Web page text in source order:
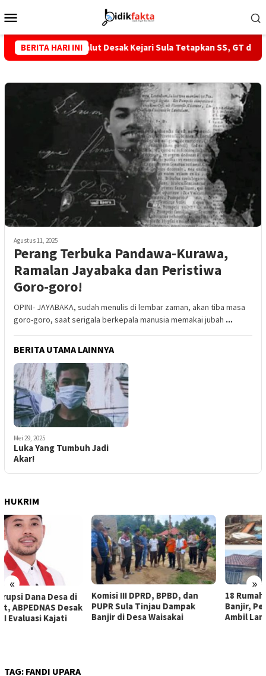
ke
Mobile
BERITA HARI INI
GMNI Malut Desak Kejari Sula Tetapkan SS, GT dan Dirut PT
Agustus 11, 2025
Perang Terbuka Pandawa-Kurawa,
Ramalan Jayabaka dan Peristiwa
Goro-goro!
OPINI- JAYABAKA, sudah menulis di lembar zaman, akan tiba masa
goro-goro, saat serigala berkepala manusia memakai jubah ...
BERITA UTAMA LAINNYA
Mei 29, 2025
Luka Yang Tumbuh Jadi
Akar!
HUKRIM
« »
Komisi III DPRD, BPBD, dan
PUPR Sula Tinjau Dampak
Banjir di Desa Waisakai
18 Rumah Warga Terendam
Banjir, Pemda Sula Diminta
Ambil Langkah
TAG: FANDI UPARA